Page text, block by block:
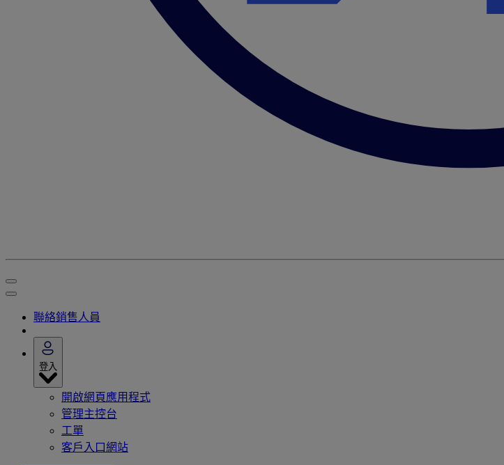
聯絡銷售人員
登入
開啟網頁應用程式
管理主控台
工單
客戶入口網站